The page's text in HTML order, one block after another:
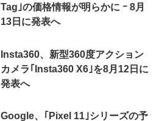
Tag｣の価格情報が明らかに ｰ 8月
13日に発表へ
Insta360、新型360度アクション
カメラ｢Insta360 X6｣を8月12日に
発表へ
Google、｢Pixel 11｣シリーズの予